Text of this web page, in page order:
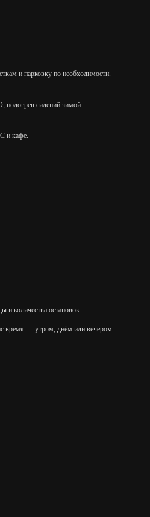
и парковку по необходимости.
подогрев сидений зимой.
и кафе.
и количества остановок.
время — утром, днём или вечером.